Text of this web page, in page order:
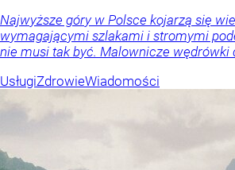
Najwyższe góry w Polsce kojarzą się
wymagającymi szlakami i stromymi
nie musi tak być. Malownicze wędrówki
UsługiZdrowieWiadomości